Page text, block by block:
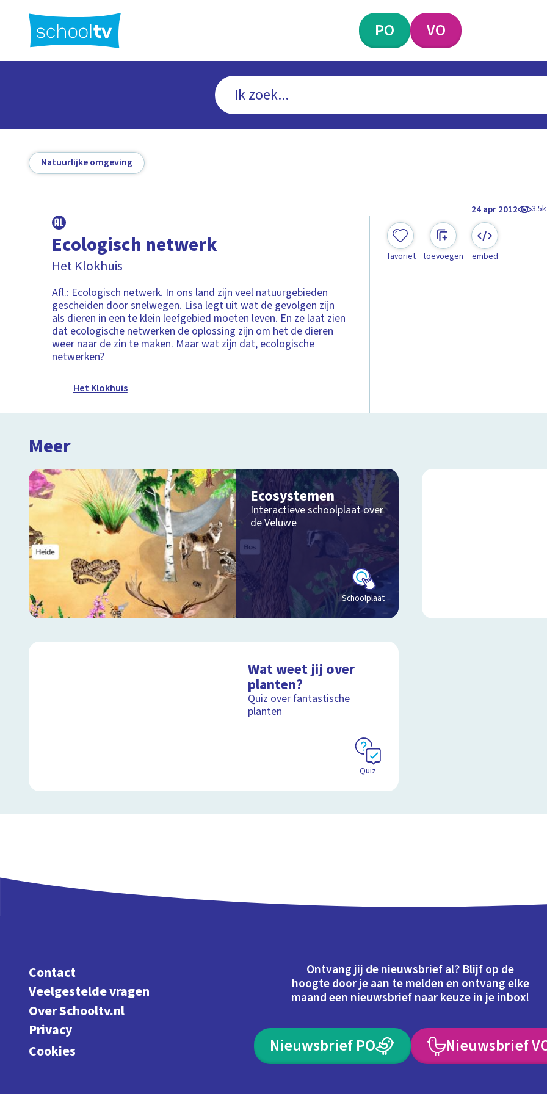
hoofdinhoud
PO VO
Natuurlijke omgeving
24 apr 2012 3.5k
Ecologisch netwerk
Het Klokhuis
Afl.: Ecologisch netwerk. In ons land zijn veel natuurgebieden
gescheiden door snelwegen. Lisa legt uit wat de gevolgen zijn
als dieren in een te klein leefgebied moeten leven. En ze laat zien
dat ecologische netwerken de oplossing zijn om het de dieren
weer naar de zin te maken. Maar wat zijn dat, ecologische
netwerken?
Het Klokhuis
favoriet toevoegen embed
Meer
Ecosystemen
Interactieve schoolplaat over
de Veluwe
Schoolplaat
Wat weet jij over
planten?
Quiz over fantastische
planten
Quiz
Contact
Veelgestelde vragen
Over Schooltv.nl
Privacy
Cookies
Ontvang jij de nieuwsbrief al? Blijf op de
hoogte door je aan te melden en ontvang elke
maand een nieuwsbrief naar keuze in je inbox!
Nieuwsbrief PO Nieuwsbrief